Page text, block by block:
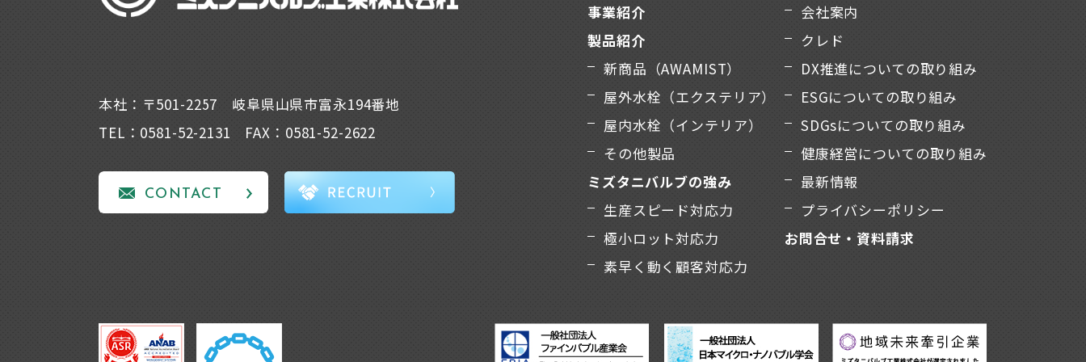
本社：〒501-2257 岐阜県山県市富永194番地
TEL：0581-52-2131 FAX：0581-52-2622
CONTACT
事業紹介
製品紹介
新商品（AWAMIST）
屋外水栓（エクステリア）
屋内水栓（インテリア）
その他製品
ミズタニバルブの強み
生産スピード対応力
極小ロット対応力
素早く動く顧客対応力
会社案内
クレド
DX推進についての取り組み
ESGについての取り組み
SDGsについての取り組み
健康経営についての取り組み
最新情報
プライバシーポリシー
お問合せ・資料請求